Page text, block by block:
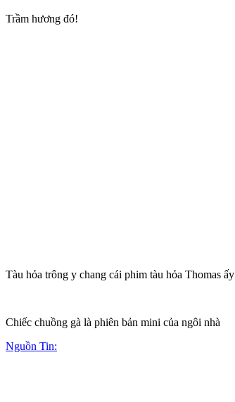
Trầm hương đó!
Tàu hỏa trông y chang cái phim tàu hỏa Thomas ấy
Chiếc chuồng gà là phiên bản mini của ngôi nhà
Nguồn Tin: